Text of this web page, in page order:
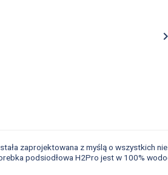

zaprojektowana z myślą o wszystkich
podsiodłowa H2Pro jest w 100%